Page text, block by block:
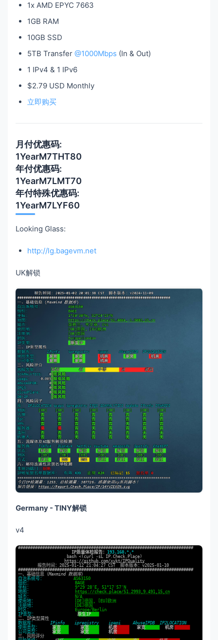
1x AMD EPYC 7663
1GB RAM
10GB SSD
5TB Transfer @1000Mbps (In & Out)
1 IPv4 & 1 IPv6
$2.79 USD Monthly
立即购买
月付优惠码:
1YearM7THT80
年付优惠码:
1YearM7LMT70
年付特殊优惠码:
1YearM7LYF60
Looking Glass:
http://lg.bagevm.net
UK解锁
Germany - TINY解锁
v4